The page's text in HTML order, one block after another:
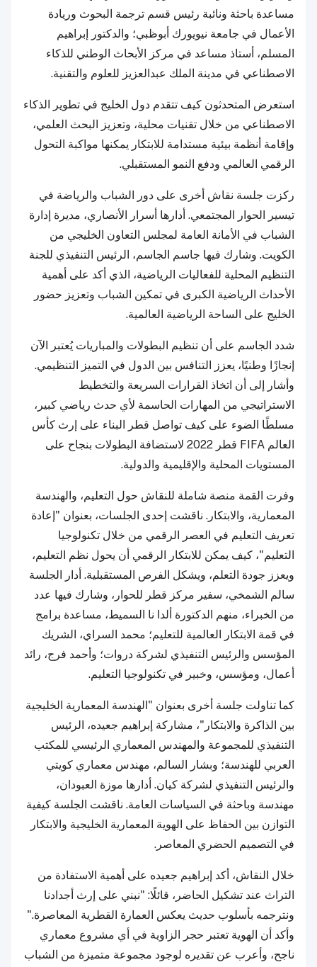
مساعدة باحثة ونائبة رئيس قسم ترجمة البحوث وريادة
الأعمال في جامعة نيويورك أبوظبي؛ والدكتور إبراهيم
المسلم، أستاذ مساعد في مركز الأبحاث الوطني للذكاء
الاصطناعي في مدينة الملك عبدالعزيز للعلوم والتقنية.
استعرض المتحدثون كيف تتقدم دول الخليج في تطوير الذكاء
الاصطناعي من خلال تقنيات محلية، وتعزيز البحث العلمي،
وإقامة أنظمة بيئية مستدامة للابتكار يمكنها مواكبة التحول
الرقمي العالمي ودفع النمو المستقبلي.
ركزت جلسة نقاش أخرى على دور الشباب والرياضة في
تيسير الحوار المجتمعي. أدارها أسرار الأنصاري، مديرة إدارة
الشباب في الأمانة العامة لمجلس التعاون الخليجي من
الكويت. وشارك فيها جاسم الجاسم، الرئيس التنفيذي للجنة
التنظيم المحلية للفعاليات الرياضية، الذي أكد على أهمية
الأحداث الرياضية الكبرى في تمكين الشباب وتعزيز حضور
الخليج على الساحة الرياضية العالمية.
شدد الجاسم على أن تنظيم البطولات والمباريات يُعتبر الآن
إنجازًا وطنيًا، يعزز التنافس بين الدول في التميز التنظيمي.
وأشار إلى أن اتخاذ القرارات السريعة والتخطيط
الاستراتيجي من المهارات الحاسمة لأي حدث رياضي كبير،
مسلطًا الضوء على كيف تواصل قطر البناء على إرث كأس
العالم FIFA قطر 2022 لاستضافة البطولات بنجاح على
المستويات المحلية والإقليمية والدولية.
وفرت القمة منصة شاملة للنقاش حول التعليم، والهندسة
المعمارية، والابتكار. ناقشت إحدى الجلسات، بعنوان "إعادة
تعريف التعليم في العصر الرقمي من خلال تكنولوجيا
التعليم"، كيف يمكن للابتكار الرقمي أن يحول نظم التعليم،
ويعزز جودة التعلم، ويشكل الفرص المستقبلية. أدار الجلسة
سالم الشمخي، سفير مركز قطر للحوار، وشارك فيها عدد
من الخبراء، منهم الدكتورة ألدا نا السميط، مساعدة برامج
في قمة الابتكار العالمية للتعليم؛ محمد السراي، الشريك
المؤسس والرئيس التنفيذي لشركة دروات؛ وأحمد فرج، رائد
أعمال، ومؤسس، وخبير في تكنولوجيا التعليم.
كما تناولت جلسة أخرى بعنوان "الهندسة المعمارية الخليجية
بين الذاكرة والابتكار"، مشاركة إبراهيم جعيده، الرئيس
التنفيذي للمجموعة والمهندس المعماري الرئيسي للمكتب
العربي للهندسة؛ وبشار السالم، مهندس معماري كويتي
والرئيس التنفيذي لشركة كيان. أدارها موزة العبودان،
مهندسة وباحثة في السياسات العامة. ناقشت الجلسة كيفية
التوازن بين الحفاظ على الهوية المعمارية الخليجية والابتكار
في التصميم الحضري المعاصر.
خلال النقاش، أكد إبراهيم جعيده على أهمية الاستفادة من
التراث عند تشكيل الحاضر، قائلًا: "نبني على إرث أجدادنا
ونترجمه بأسلوب حديث يعكس العمارة القطرية المعاصرة."
وأكد أن الهوية تعتبر حجر الزاوية في أي مشروع معماري
ناجح، وأعرب عن تقديره لوجود مجموعة متميزة من الشباب